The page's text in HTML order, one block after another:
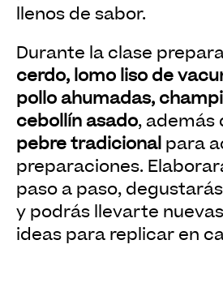
llenos de sabor.
Durante la clase
cerdo, lomo liso de
pollo ahumadas,
cebollín asado, además
pebre tradicional para
preparaciones.
paso a paso,
y podrás llevarte
ideas para replicar en